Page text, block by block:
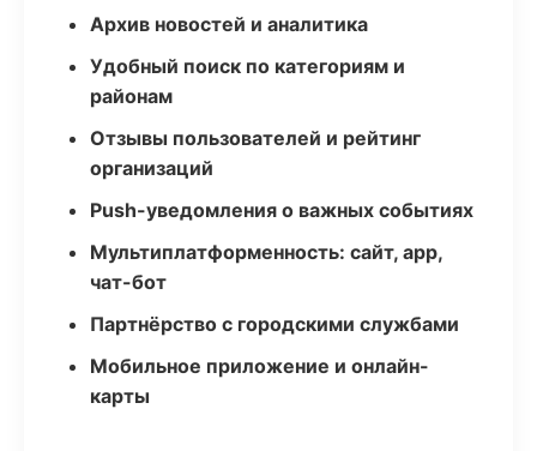
Архив новостей и аналитика
Удобный поиск по категориям и
районам
Отзывы пользователей и рейтинг
организаций
Push-уведомления о важных событиях
Мультиплатформенность: сайт, app,
чат-бот
Партнёрство с городскими службами
Мобильное приложение и онлайн-
карты